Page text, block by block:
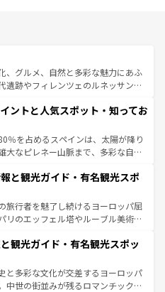
、グルメ、自然と多彩な魅力にあふ
遺跡やフィレンツェのルネッサンス
しい田園風景やアマルフィ海岸の絶
逃せない。観光の合間には、本場の
品のイタリア料理を堪能することも
ら夜眠るまで、すべての瞬間を楽し
情報はコンテンツ一覧を参照してほ
ントと人気スポット・知ってお
％を占めるスペインは、太陽が降り
大なピレネー山脈まで、多彩な自然
は、情熱的なフラメンコ、熱気あふ
しいタパスが生活の一部となってい
洗練された雰囲気や、バルセロナの
ら、地方では古代ローマ遺跡や中世
土や気候が異なるスペインはその個
てほしい。
と観光ガイド・有名観光スポ
旅行者を魅了し続けるヨーロッパ屈
リのエッフェル塔やルーブル美術館
っている。華麗な宮殿、歴史的な大
そして豊かな自然が、訪れる者を心
フランスは美食の国としても知ら
ネスコ無形文化遺産にも登録されて
観光ガイド・有名観光スポッ
と多彩な文化が交差するヨーロッパ
中世の街並みが残るロマンチック街